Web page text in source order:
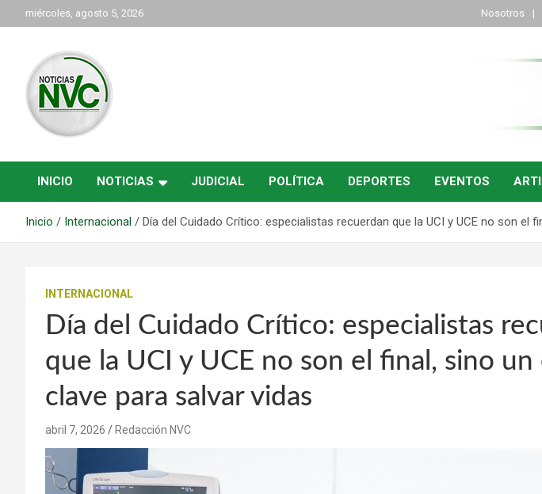
al
miércoles, agosto 5, 2026 Nosotros
NVC Noticias
INICIO NOTICIAS JUDICIAL POLÍTICA DEPORTES EVENTOS
Inicio Internacional Día del Cuidado Crítico: especialistas recuerdan que la UCI y UCE no son el
INTERNACIONAL
Día del Cuidado Crítico: especialistas
que la UCI y UCE no son el final, sino un
clave para salvar vidas
abril 7, 2026 Redacción NVC